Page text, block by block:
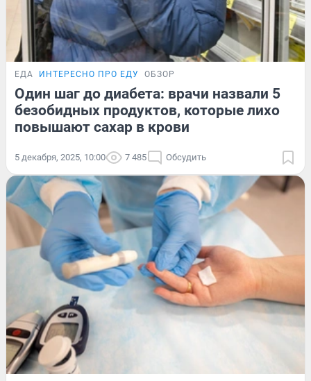
ЕДА ИНТЕРЕСНО ПРО ЕДУ ОБЗОР
Один шаг до диабета: врачи назвали 5
безобидных продуктов, которые лихо
повышают сахар в крови
5 декабря, 2025, 10:00 7 485 Обсудить